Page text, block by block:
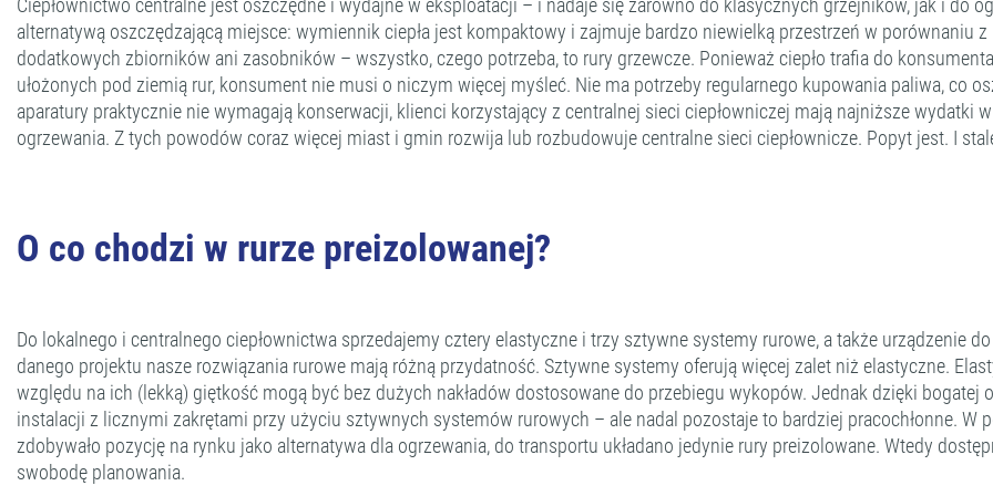
Ciepłownictwo centralne jest oszczędne i wydajne w eksploatacji – i nadaje się zarówno do klasycznych grzejników, jak i do
alternatywą oszczędzającą miejsce: wymiennik ciepła jest kompaktowy i zajmuje bardzo niewielką przestrzeń w
dodatkowych zbiorników ani zasobników – wszystko, czego potrzeba, to rury grzewcze. Ponieważ ciepło trafia do
ułożonych pod ziemią rur, konsument nie musi o niczym więcej myśleć. Nie ma potrzeby regularnego kupowania paliwa, co
aparatury praktycznie nie wymagają konserwacji, klienci korzystający z centralnej sieci ciepłowniczej mają najniższe
ogrzewania. Z tych powodów coraz więcej miast i gmin rozwija lub rozbudowuje centralne sieci ciepłownicze. Popyt jest. I
O co chodzi w rurze preizolowanej?
Do lokalnego i centralnego ciepłownictwa sprzedajemy cztery elastyczne i trzy sztywne systemy rurowe, a także urządzenie
danego projektu nasze rozwiązania rurowe mają różną przydatność. Sztywne systemy oferują więcej zalet niż elastyczne.
względu na ich (lekką) giętkość mogą być bez dużych nakładów dostosowane do przebiegu wykopów. Jednak dzięki bogatej
instalacji z licznymi zakrętami przy użyciu sztywnych systemów rurowych – ale nadal pozostaje to bardziej pracochłonne. W
zdobywało pozycję na rynku jako alternatywa dla ogrzewania, do transportu układano jedynie rury preizolowane. Wtedy
swobodę planowania.